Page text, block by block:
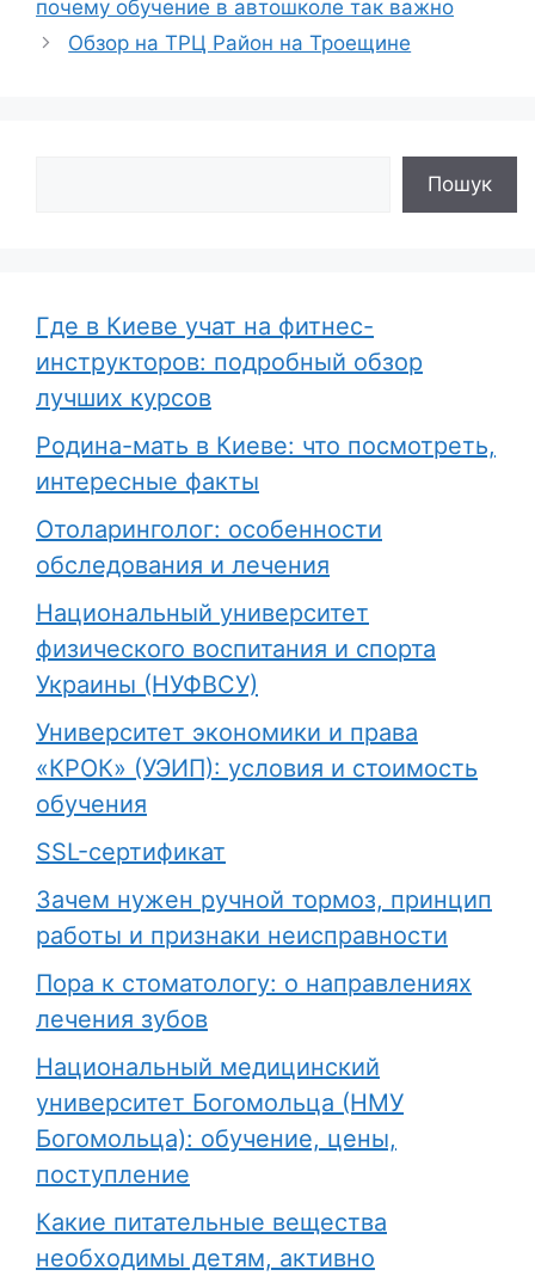
почему обучение в автошколе так важно
Обзор на ТРЦ Район на Троещине
Пошук
Где в Киеве учат на фитнес-
инструкторов: подробный обзор
лучших курсов
Родина-мать в Киеве: что посмотреть,
интересные факты
Отоларинголог: особенности
обследования и лечения
Национальный университет
физического воспитания и спорта
Украины (НУФВСУ)
Университет экономики и права
«КРОК» (УЭИП): условия и стоимость
обучения
SSL-сертификат
Зачем нужен ручной тормоз, принцип
работы и признаки неисправности
Пора к стоматологу: о направлениях
лечения зубов
Национальный медицинский
университет Богомольца (НМУ
Богомольца): обучение, цены,
поступление
Какие питательные вещества
необходимы детям, активно